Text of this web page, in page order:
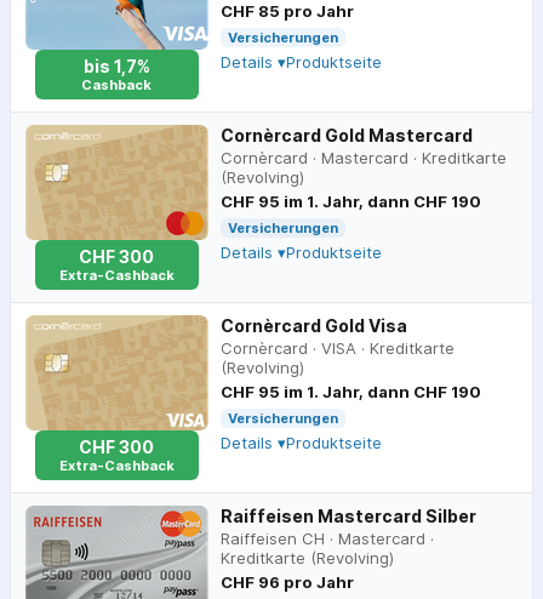
bis 1,7%
Cashback
CHF 85 pro Jahr
Versicherungen
Details ▾Produktseite
CHF 300
Extra-Cashback
Cornèrcard Gold Mastercard
Cornèrcard · Mastercard · Kreditkarte
(Revolving)
CHF 95 im 1. Jahr, dann CHF 190
Versicherungen
Details ▾Produktseite
CHF 300
Extra-Cashback
Cornèrcard Gold Visa
Cornèrcard · VISA · Kreditkarte
(Revolving)
CHF 95 im 1. Jahr, dann CHF 190
Versicherungen
Details ▾Produktseite
Raiffeisen Mastercard Silber
Raiffeisen CH · Mastercard ·
Kreditkarte (Revolving)
CHF 96 pro Jahr